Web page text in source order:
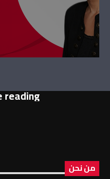
reading
من نحن